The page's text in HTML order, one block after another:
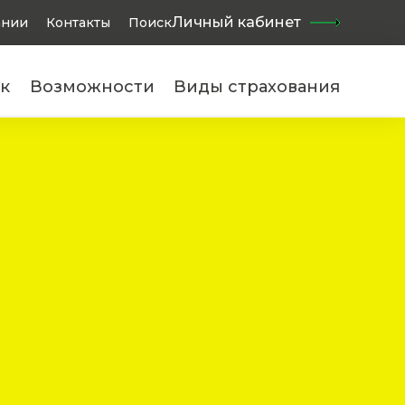
Контакты Поиск Найти
Личный кабинет
Возможности Виды страхования